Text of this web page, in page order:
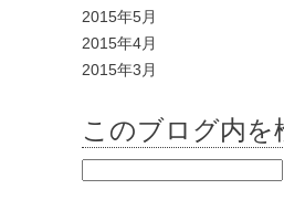
2015年5月
2015年4月
2015年3月
このブログ内を